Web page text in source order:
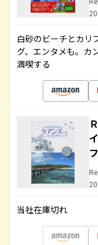
白砂のビーチとカリ
グ、エンタメも。カ
満喫する
当社在庫切れ